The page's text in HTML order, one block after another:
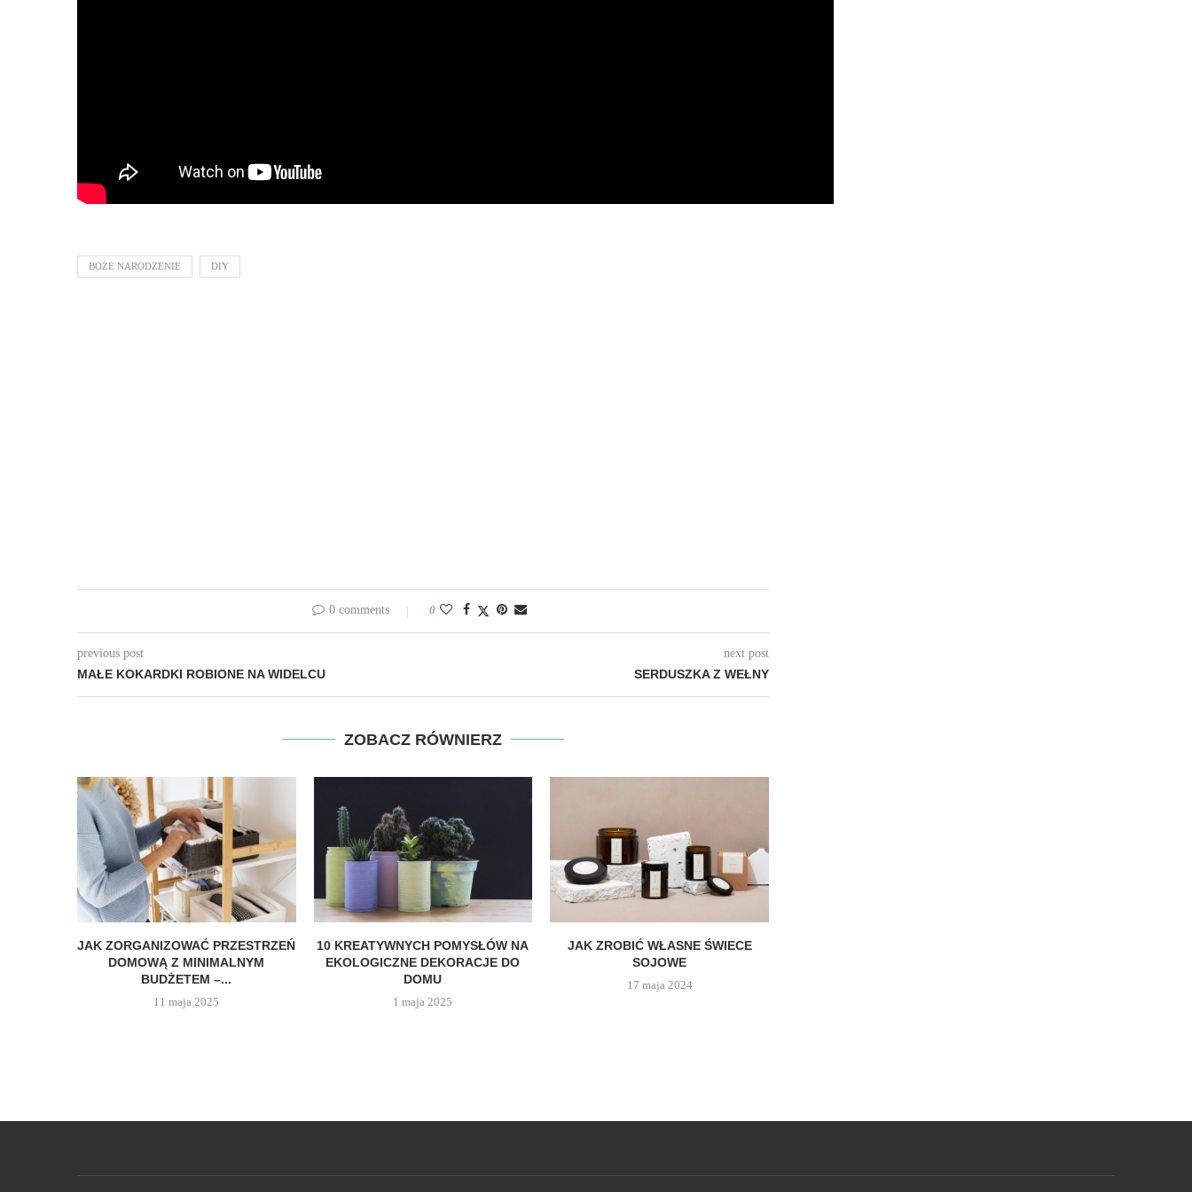
BOŻE NARODZENIE DIY
0 comments 0
previous post
MAŁE KOKARDKI ROBIONE NA WIDELCU
next post
SERDUSZKA Z WEŁNY
ZOBACZ RÓWNIERZ
JAK ZORGANIZOWAĆ PRZESTRZEŃ
DOMOWĄ Z MINIMALNYM
BUDŻETEM –...
11 maja 2025
10 KREATYWNYCH POMYSŁÓW NA
EKOLOGICZNE DEKORACJE DO
DOMU
1 maja 2025
JAK ZROBIĆ WŁASNE ŚWIECE
SOJOWE
17 maja 2024